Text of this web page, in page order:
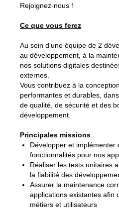
Rejoignez-nous !
Ce que vous ferez
Au sein d'une équipe de 2
au développement, à la
nos solutions digitales
externes.
Vous contribuez à la
performantes et durables,
de qualité, de sécurité et des
développement.
Principales missions
Développer et implémenter
fonctionnalités pour nos
Réaliser les tests unitaires
la fiabilité des
Assurer la maintenance
applications existantes afin
métiers et utilisateurs